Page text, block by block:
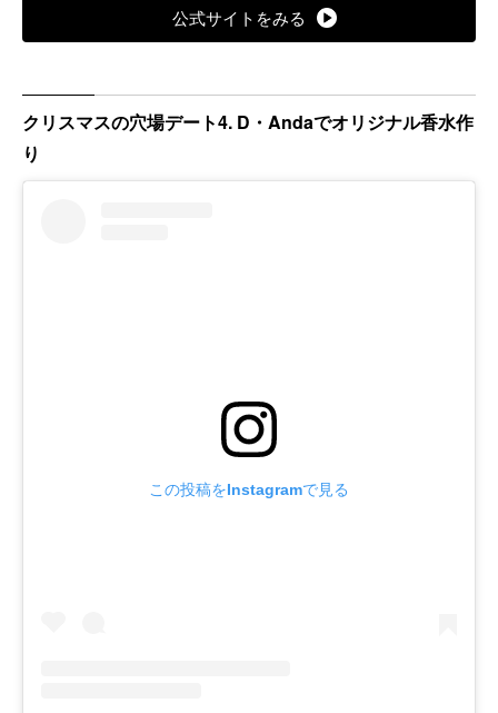
公式サイトをみる
クリスマスの穴場デート4. D・Andaでオリジナル香水作
り
この投稿をInstagramで見る